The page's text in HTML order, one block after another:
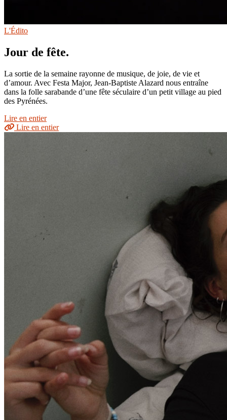
L'Édito
Jour de fête.
La sortie de la semaine rayonne de musique, de joie, de vie et
d’amour. Avec Festa Major, Jean-Baptiste Alazard nous entraîne
dans la folle sarabande d’une fête séculaire d’un petit village au pied
des Pyrénées.
Lire en entier
Lire en entier